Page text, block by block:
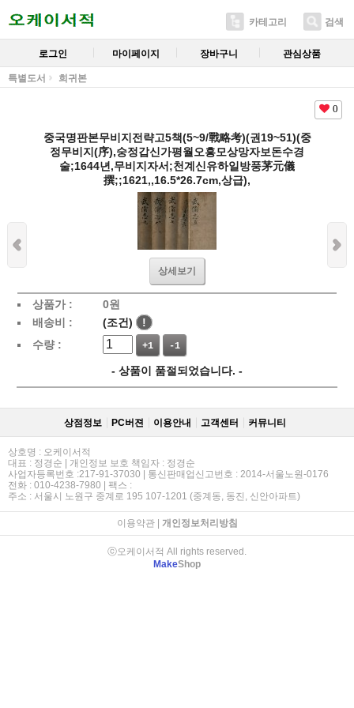
카테고리 검색
로그인 마이페이지 장바구니 관심상품
특별도서 희귀본
0
중국명판본무비지전략고5책(5~9/戰略考)(권19~51)(중
정무비지(序),숭정갑신가평월오흥모상망자보돈수경
술;1644년,무비지자서;천계신유하일방풍茅元儀
撰;;1621,,16.5*26.7cm,상급),
상세보기
상품가 : 0원
배송비 :
(조건)
!
수량 :
+1 -1
- 상품이 품절되었습니다. -
상점정보 PC버젼 이용안내 고객센터 커뮤니티
상호명 : 오케이서적
대표 : 정경순 | 개인정보 보호 책임자 : 정경순
사업자등록번호 :217-91-37030 | 통신판매업신고번호 : 2014-서울노원-0176
전화 : 010-4238-7980 | 팩스 :
주소 : 서울시 노원구 중계로 195 107-1201 (중계동, 동진, 신안아파트)
이용약관| 개인정보처리방침
ⓒ오케이서적 All rights reserved.
MakeShop